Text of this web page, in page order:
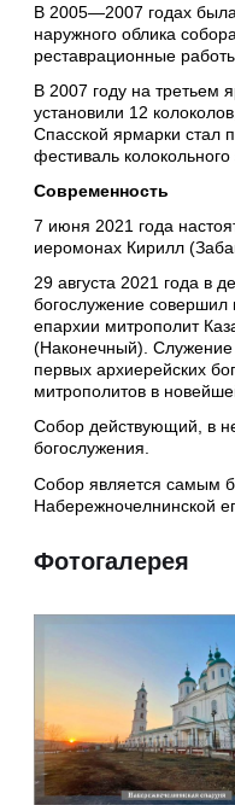
В 2005—2007 годах
наружного облика
реставрационные
В 2007 году на третьем
установили 12
Спасской ярмарки стал
фестиваль колокольного
Современность
7 июня 2021 года
иеромонах Кирилл
29 августа 2021 года в
богослужение
епархии митрополит
(Наконечный).
первых архиерейских
митрополитов в
Собор действующий, в
богослужения.
Собор является самым
Набережночелнинской
Фотогалерея